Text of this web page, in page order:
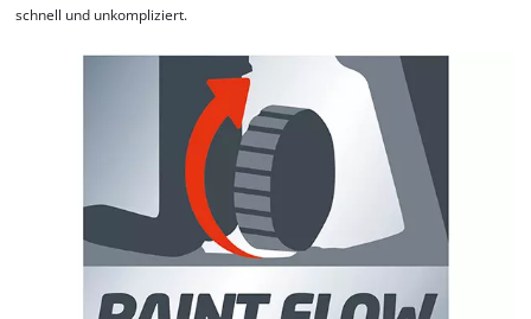
schnell und unkompliziert.